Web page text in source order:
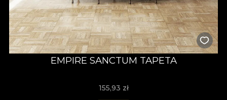
EMPIRE SANCTUM TAPETA
155,93 zł